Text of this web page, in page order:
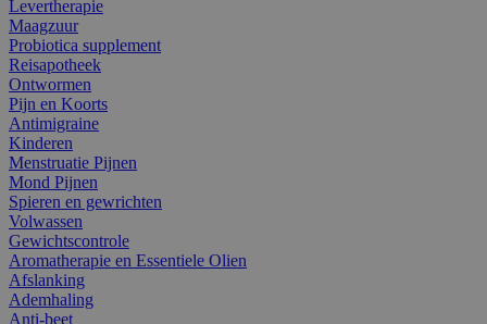
Levertherapie
Maagzuur
Probiotica supplement
Reisapotheek
Ontwormen
Pijn en Koorts
Antimigraine
Kinderen
Menstruatie Pijnen
Mond Pijnen
Spieren en gewrichten
Volwassen
Gewichtscontrole
Aromatherapie en Essentiele Olien
Afslanking
Ademhaling
Anti-beet